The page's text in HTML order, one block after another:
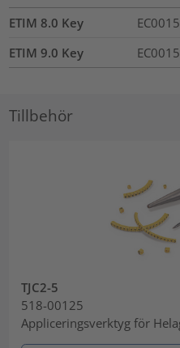
ETIM 8.0 Key
ETIM 9.0 Key
Tillbehör
TJC2-5
518-00125
Appliceringsverktyg för